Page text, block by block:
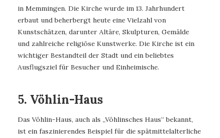
in Memmingen. Die Kirche wurde im 13. Jahrhundert
erbaut und beherbergt heute eine Vielzahl von
Kunstschätzen, darunter Altäre, Skulpturen, Gemälde
und zahlreiche religiöse Kunstwerke. Die Kirche ist ein
wichtiger Bestandteil der Stadt und ein beliebtes
Ausflugsziel für Besucher und Einheimische.
5. Vöhlin-Haus
Das Vöhlin-Haus, auch als „Vöhlinsches Haus“ bekannt,
ist ein faszinierendes Beispiel für die spätmittelalterliche